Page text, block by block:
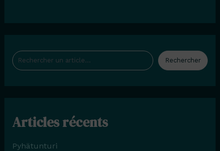
Rechercher
Rechercher
Articles récents
Pyhätunturi